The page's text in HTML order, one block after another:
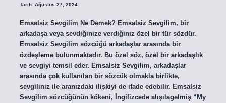
Tarih: Ağustos 27, 2024
Emsalsiz Sevgilim Ne Demek? Emsalsiz Sevgilim, bir
arkadaşa veya sevdiğinize verdiğiniz özel bir tür sözdür.
Emsalsiz Sevgilim sözcüğü arkadaşlar arasında bir
özdeşleme bulunmaktadır. Bu özel söz, özel bir arkadaşlık
ve sevgiyi temsil eder. Emsalsiz Sevgilim, arkadaşlar
arasında çok kullanılan bir sözcük olmakla birlikte,
sevgiliniz ile aranızdaki ilişkiyi de ifade edebilir. Emsalsiz
Sevgilim sözcüğünün kökeni, İngilizcede alışılagelmiş “My